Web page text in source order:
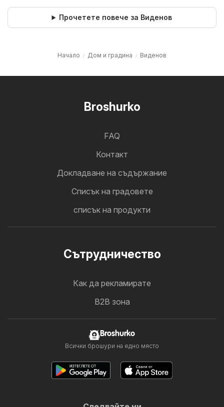
Прочетете повече за Виденов
Начало Дом и градина Виденов
Broshurko
FAQ
Контакт
Докладване на съдържание
Cписък на градовете
списък на продукти
Cътрудничество
Как да рекламирате
B2B зона
Broshurko
Всички брошури на едно място